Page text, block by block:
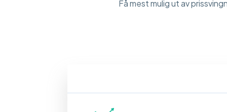
Få mest mulig ut av